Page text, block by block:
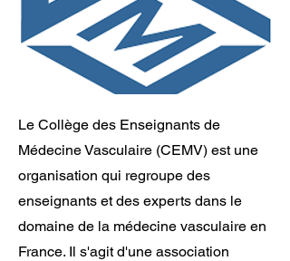
Le Collège des Enseignants de
Médecine Vasculaire (CEMV) est une
organisation qui regroupe des
enseignants et des experts dans le
domaine de la médecine vasculaire en
France. Il s'agit d'une association